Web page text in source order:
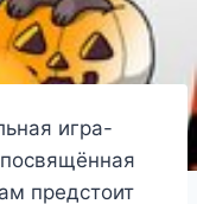
игра-
предстоит